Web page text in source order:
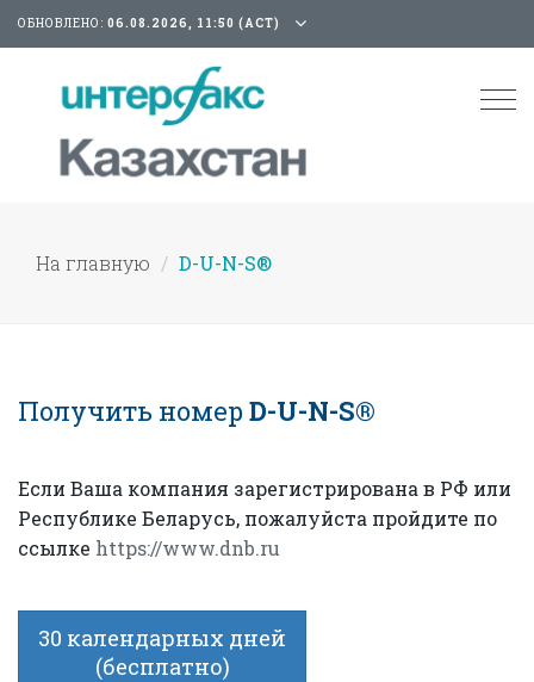
ОБНОВЛЕНО: 06.08.2026, 11:50 (АСТ)
На главную D-U-N-S®
Получить номерD-U-N-S®
Если Ваша компания зарегистрирована в РФ или
Республике Беларусь, пожалуйста пройдите по
ссылке https://www.dnb.ru
30 календарных дней
(бесплатно)